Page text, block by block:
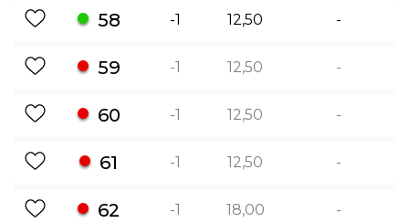
58 -1 12,50 -
59 -1 12,50 -
60 -1 12,50 -
61 -1 12,50 -
62 -1 18,00 -